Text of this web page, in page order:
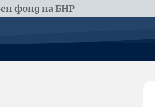
фонд на БНР